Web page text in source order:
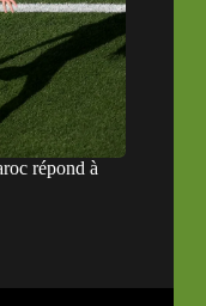
répond à